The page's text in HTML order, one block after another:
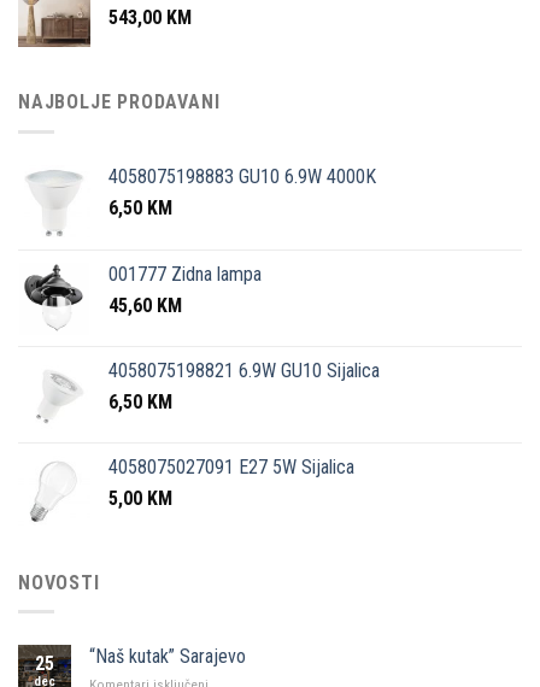
543,00 KM
NAJBOLJE PRODAVANI
4058075198883 GU10 6.9W 4000K
6,50 KM
001777 Zidna lampa
45,60 KM
4058075198821 6.9W GU10 Sijalica
6,50 KM
4058075027091 E27 5W Sijalica
5,00 KM
NOVOSTI
25
dec
“Naš kutak” Sarajevo